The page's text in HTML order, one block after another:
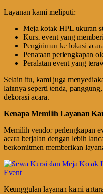
Layanan kami meliputi:
Meja kotak HPL ukuran
Kursi event yang
Pengiriman ke lokasi
Penataan perlengkapan
Peralatan event yang
Selain itu, kami juga
lainnya seperti tenda,
dekorasi acara.
Kenapa Memilih Layanan
Memilih vendor perlengkapan
acara berjalan dengan lebih
berkomitmen memberikan
Keunggulan layanan kami